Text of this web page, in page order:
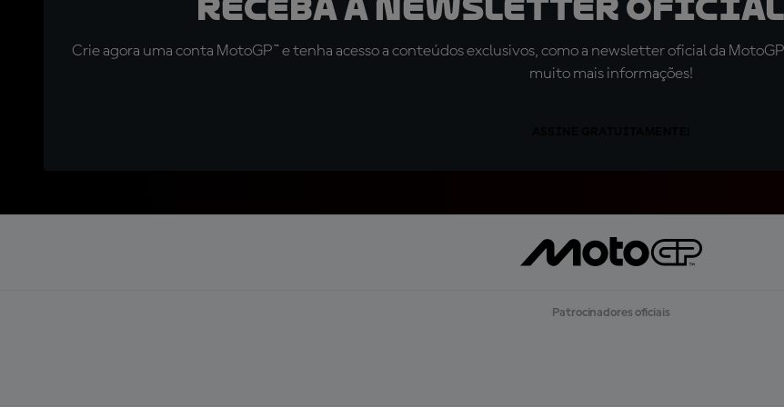
Receba a newsletter oficial
Crie agora uma conta MotoGP™ e tenha acesso a conteúdos exclusivos, como a newsletter oficial da
muito mais informações!
Patrocinadores oficiais